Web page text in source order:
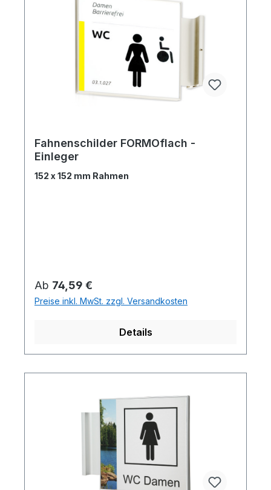
Fahnenschilder FORMOflach -
Einleger
152 x 152 mm Rahmen
Regulärer Preis:
Ab 74,59 €
Preise inkl. MwSt. zzgl. Versandkosten
Details